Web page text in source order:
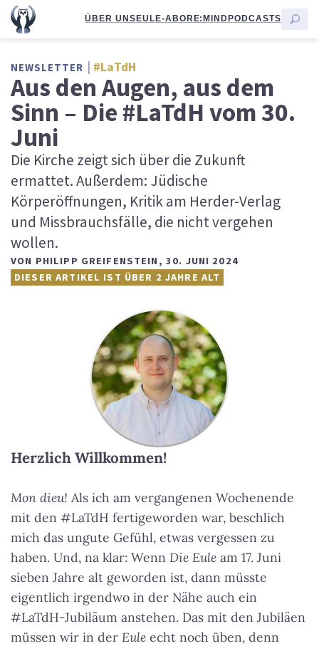
ÜBER UNSEULE-ABORE:MINDPODCASTS
NEWSLETTER #LaTdH
Aus den Augen, aus dem
Sinn – Die #LaTdH vom 30.
Juni
Die Kirche zeigt sich über die Zukunft
ermattet. Außerdem: Jüdische
Körperöffnungen, Kritik am Herder-Verlag
und Missbrauchsfälle, die nicht vergehen
wollen.
VON PHILIPP GREIFENSTEIN , 30. JUNI 2024
DIESER ARTIKEL IST ÜBER 2 JAHRE ALT
Herzlich Willkommen!
Mon dieu! Als ich am vergangenen Wochenende
mit den #LaTdH fertigeworden war, beschlich
mich das ungute Gefühl, etwas vergessen zu
haben. Und, na klar: Wenn Die Eule am 17. Juni
sieben Jahre alt geworden ist, dann müsste
eigentlich irgendwo in der Nähe auch ein
#LaTdH-Jubiläum anstehen. Das mit den Jubiläen
müssen wir in der Eule echt noch üben, denn